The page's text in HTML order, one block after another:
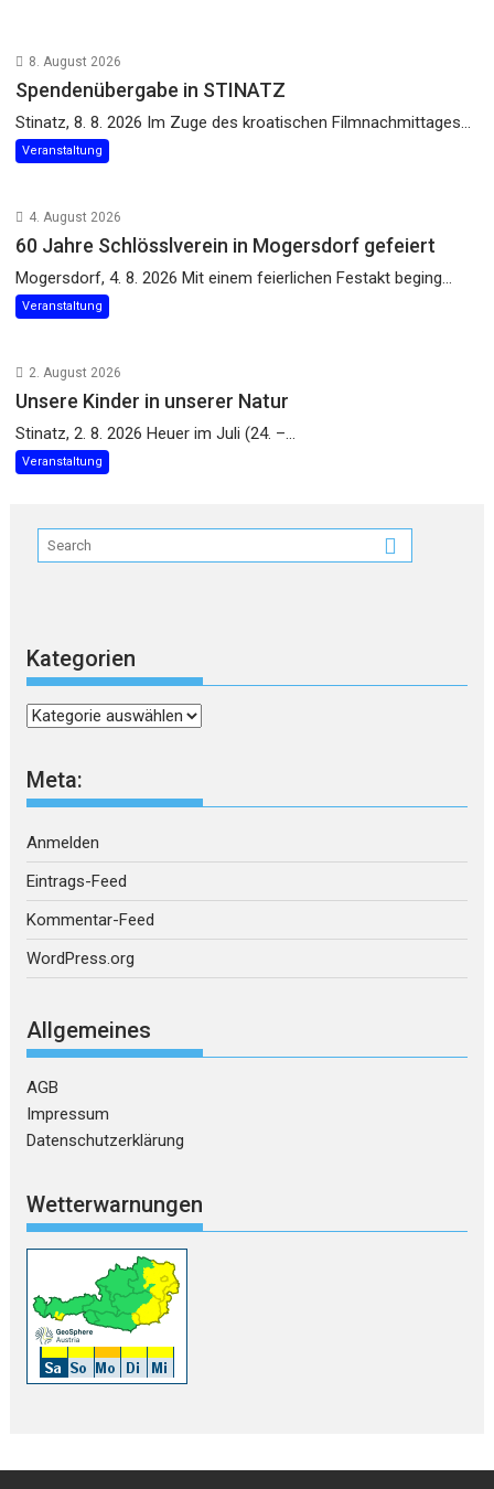
8. August 2026
Spendenübergabe in STINATZ
Stinatz, 8. 8. 2026 Im Zuge des kroatischen Filmnachmittages...
Veranstaltung
4. August 2026
60 Jahre Schlösslverein in Mogersdorf gefeiert
Mogersdorf, 4. 8. 2026 Mit einem feierlichen Festakt beging...
Veranstaltung
2. August 2026
Unsere Kinder in unserer Natur
Stinatz, 2. 8. 2026 Heuer im Juli (24. –...
Veranstaltung
Kategorien
Kategorien
Meta:
Anmelden
Eintrags-Feed
Kommentar-Feed
WordPress.org
Allgemeines
AGB
Impressum
Datenschutzerklärung
Wetterwarnungen